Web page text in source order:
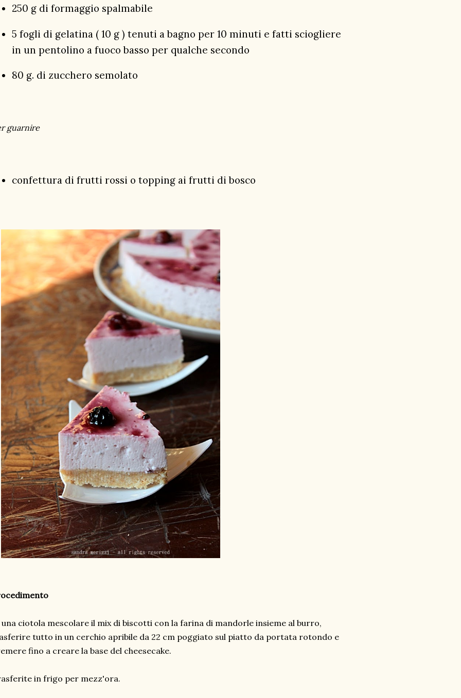
250 g di formaggio spalmabile
5 fogli di gelatina ( 10 g ) tenuti a bagno per 10 minuti e fatti sciogliere
in un pentolino a fuoco basso per qualche secondo
80 g. di zucchero semolato
guarnire
confettura di frutti rossi o topping ai frutti di bosco
ciotola mescolare il mix di biscotti con la farina di mandorle insieme al burro,
tutto in un cerchio apribile da 22 cm poggiato sul piatto da portata rotondo e
fino a creare la base del cheesecake.
in frigo per mezz'ora.